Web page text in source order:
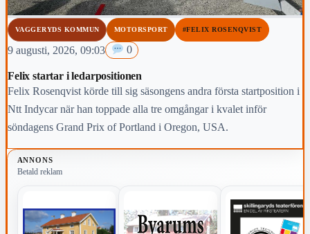
VAGGERYDS KOMMUN MOTORSPORT #FELIX ROSENQVIST
9 augusti, 2026, 09:03 0
Felix startar i ledarpositionen
Felix Rosenqvist körde till sig säsongens andra första startposition i
Ntt Indycar när han toppade alla tre omgångar i kvalet inför
söndagens Grand Prix of Portland i Oregon, USA.
ANNONS
Betald reklam